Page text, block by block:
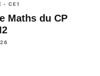
- CE1
Maths du CP